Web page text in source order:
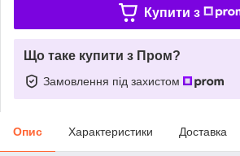
Купити з
Що таке купити з Пром?
Замовлення під захистом
Опис Характеристики Доставка